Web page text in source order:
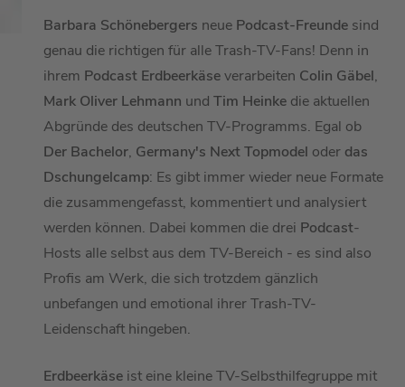
Barbara Schönebergers neue Podcast-Freunde sind
genau die richtigen für alle Trash-TV-Fans! Denn in
ihrem Podcast Erdbeerkäseverarbeiten Colin Gäbel,
Mark Oliver Lehmann und Tim Heinke die aktuellen
Abgründe des deutschen TV-Programms. Egal ob
Der Bachelor, Germany's Next Topmodel oder das
Dschungelcamp: Es gibt immer wieder neue Formate
die zusammengefasst, kommentiert und analysiert
werden können. Dabei kommen die drei Podcast-
Hosts alle selbst aus dem TV-Bereich - es sind also
Profis am Werk, die sich trotzdem gänzlich
unbefangen und emotional ihrer Trash-TV-
Leidenschaft hingeben.
Erdbeerkäse ist eine kleine TV-Selbsthilfegruppe mit